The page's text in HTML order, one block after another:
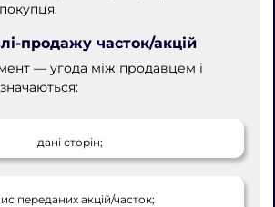
продажу часток/акцій
— угода між продавцем і
дані сторін;
переданих акцій/часток;